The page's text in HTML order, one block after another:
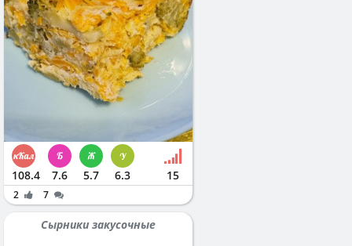
108.4 7.6 5.7 6.3 15
2 7
Сырники закусочные